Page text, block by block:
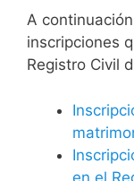
A
inscripciones
Registro Civil
en el